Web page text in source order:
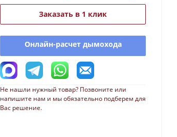
Заказать в 1 клик
Онлайн-расчет дымохода
Не нашли нужный товар? Позвоните или
напишите нам и мы обязательно подберем для
Вас решение.